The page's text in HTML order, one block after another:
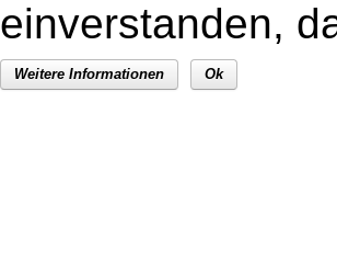
einverstanden,
Weitere Informationen Ok